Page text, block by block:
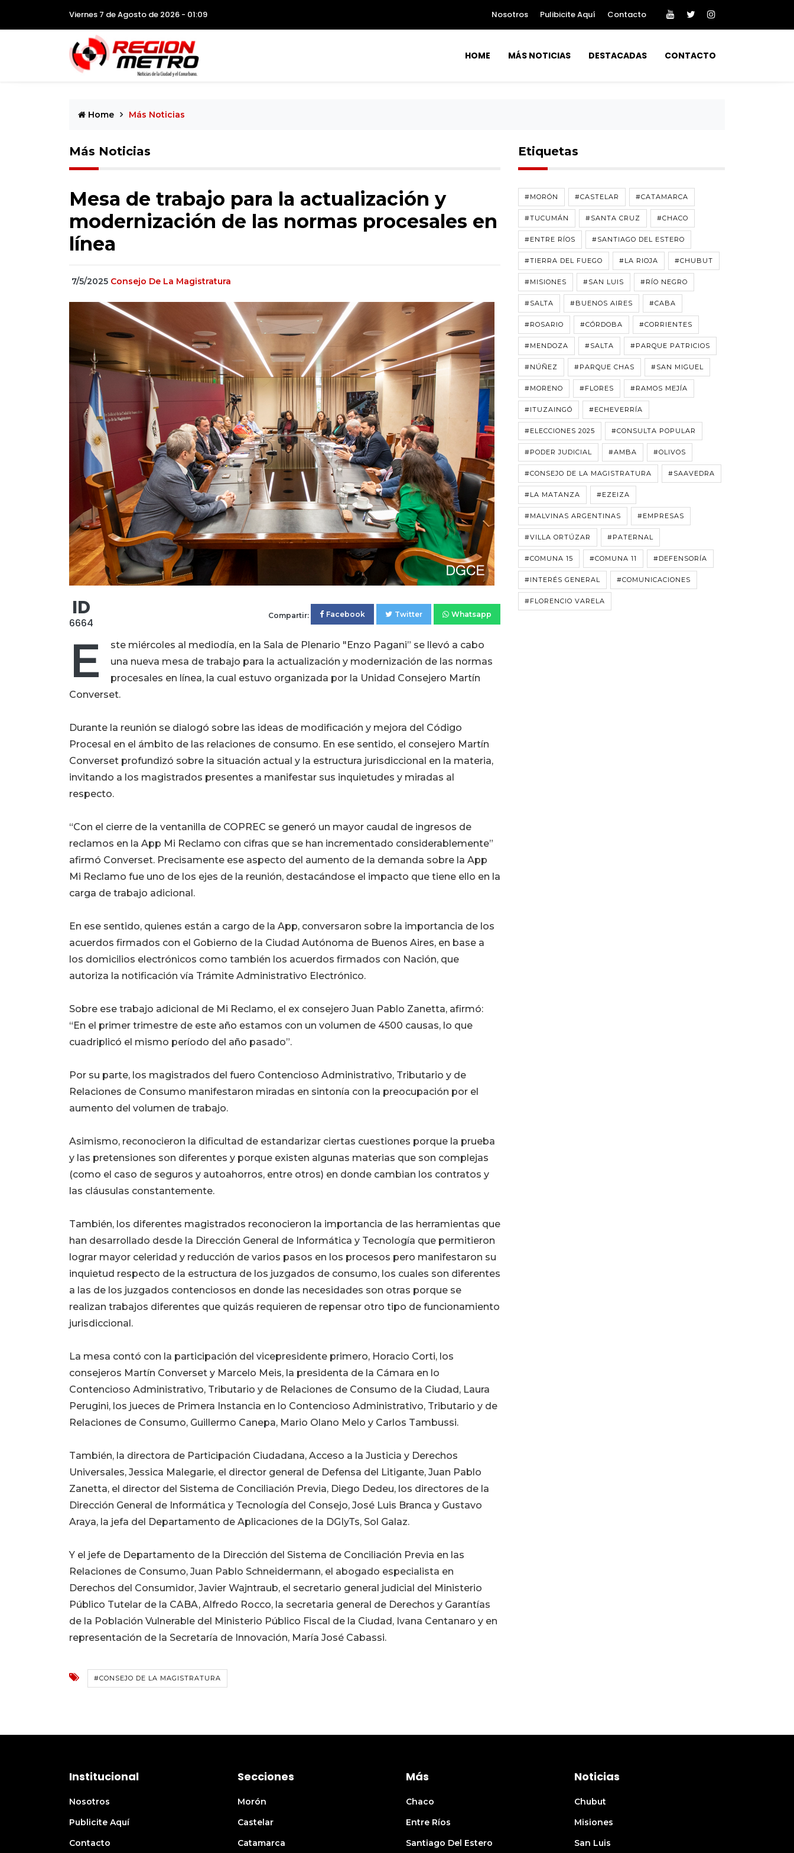
Viernes 7 de Agosto de 2026 - 01:09 Nosotros Pulibicite Aquí Contacto
HOME MÁS NOTICIAS DESTACADAS CONTACTO
Home Más Noticias
Más Noticias
Mesa de trabajo para la actualización y
modernización de las normas procesales en
línea
7/5/2025 Consejo De La Magistratura
ID
6664
Compartir: Facebook Twitter Whatsapp
E
ste miércoles al mediodía, en la Sala de Plenario "Enzo Pagani” se llevó a cabo
una nueva mesa de trabajo para la actualización y modernización de las normas
procesales en línea, la cual estuvo organizada por la Unidad Consejero Martín
Converset.
Durante la reunión se dialogó sobre las ideas de modificación y mejora del Código
Procesal en el ámbito de las relaciones de consumo. En ese sentido, el consejero Martín
Converset profundizó sobre la situación actual y la estructura jurisdiccional en la materia,
invitando a los magistrados presentes a manifestar sus inquietudes y miradas al
respecto.
“Con el cierre de la ventanilla de COPREC se generó un mayor caudal de ingresos de
reclamos en la App Mi Reclamo con cifras que se han incrementado considerablemente”
afirmó Converset. Precisamente ese aspecto del aumento de la demanda sobre la App
Mi Reclamo fue uno de los ejes de la reunión, destacándose el impacto que tiene ello en la
carga de trabajo adicional.
En ese sentido, quienes están a cargo de la App, conversaron sobre la importancia de los
acuerdos firmados con el Gobierno de la Ciudad Autónoma de Buenos Aires, en base a
los domicilios electrónicos como también los acuerdos firmados con Nación, que
autoriza la notificación vía Trámite Administrativo Electrónico.
Sobre ese trabajo adicional de Mi Reclamo, el ex consejero Juan Pablo Zanetta, afirmó:
“En el primer trimestre de este año estamos con un volumen de 4500 causas, lo que
cuadriplicó el mismo período del año pasado”.
Por su parte, los magistrados del fuero Contencioso Administrativo, Tributario y de
Relaciones de Consumo manifestaron miradas en sintonía con la preocupación por el
aumento del volumen de trabajo.
Asimismo, reconocieron la dificultad de estandarizar ciertas cuestiones porque la prueba
y las pretensiones son diferentes y porque existen algunas materias que son complejas
(como el caso de seguros y autoahorros, entre otros) en donde cambian los contratos y
las cláusulas constantemente.
También, los diferentes magistrados reconocieron la importancia de las herramientas que
han desarrollado desde la Dirección General de Informática y Tecnología que permitieron
lograr mayor celeridad y reducción de varios pasos en los procesos pero manifestaron su
inquietud respecto de la estructura de los juzgados de consumo, los cuales son diferentes
a las de los juzgados contenciosos en donde las necesidades son otras porque se
realizan trabajos diferentes que quizás requieren de repensar otro tipo de funcionamiento
jurisdiccional.
La mesa contó con la participación del vicepresidente primero, Horacio Corti, los
consejeros Martín Converset y Marcelo Meis, la presidenta de la Cámara en lo
Contencioso Administrativo, Tributario y de Relaciones de Consumo de la Ciudad, Laura
Perugini, los jueces de Primera Instancia en lo Contencioso Administrativo, Tributario y de
Relaciones de Consumo, Guillermo Canepa, Mario Olano Melo y Carlos Tambussi.
También, la directora de Participación Ciudadana, Acceso a la Justicia y Derechos
Universales, Jessica Malegarie, el director general de Defensa del Litigante, Juan Pablo
Zanetta, el director del Sistema de Conciliación Previa, Diego Dedeu, los directores de la
Dirección General de Informática y Tecnología del Consejo, José Luis Branca y Gustavo
Araya, la jefa del Departamento de Aplicaciones de la DGIyTs, Sol Galaz.
Y el jefe de Departamento de la Dirección del Sistema de Conciliación Previa en las
Relaciones de Consumo, Juan Pablo Schneidermann, el abogado especialista en
Derechos del Consumidor, Javier Wajntraub, el secretario general judicial del Ministerio
Público Tutelar de la CABA, Alfredo Rocco, la secretaria general de Derechos y Garantías
de la Población Vulnerable del Ministerio Público Fiscal de la Ciudad, Ivana Centanaro y en
representación de la Secretaría de Innovación, María José Cabassi.
#CONSEJO DE LA MAGISTRATURA
Etiquetas
#MORÓN #CASTELAR #CATAMARCA
#TUCUMÁN #SANTA CRUZ #CHACO
#ENTRE RÍOS #SANTIAGO DEL ESTERO
#TIERRA DEL FUEGO #LA RIOJA #CHUBUT
#MISIONES #SAN LUIS #RÍO NEGRO
#SALTA #BUENOS AIRES #CABA
#ROSARIO #CÓRDOBA #CORRIENTES
#MENDOZA #SALTA #PARQUE PATRICIOS
#NÚÑEZ #PARQUE CHAS #SAN MIGUEL
#MORENO #FLORES #RAMOS MEJÍA
#ITUZAINGÓ #ECHEVERRÍA
#ELECCIONES 2025 #CONSULTA POPULAR
#PODER JUDICIAL #AMBA #OLIVOS
#CONSEJO DE LA MAGISTRATURA #SAAVEDRA
#LA MATANZA #EZEIZA
#MALVINAS ARGENTINAS #EMPRESAS
#VILLA ORTÚZAR #PATERNAL
#COMUNA 15 #COMUNA 11 #DEFENSORÍA
#INTERÉS GENERAL #COMUNICACIONES
#FLORENCIO VARELA
Institucional
Nosotros
Publicite Aquí
Contacto
Secciones
Morón
Castelar
Catamarca
Más
Chaco
Entre Ríos
Santiago Del Estero
Noticias
Chubut
Misiones
San Luis